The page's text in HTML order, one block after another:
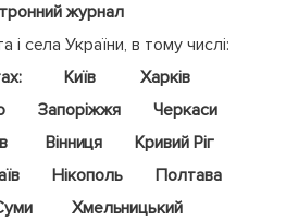
журнал
і села України, в тому числі:
Київ
Харків
Запоріжжя
Черкаси
Вінниця
Кривий Ріг
Нікополь
Полтава
Хмельницький